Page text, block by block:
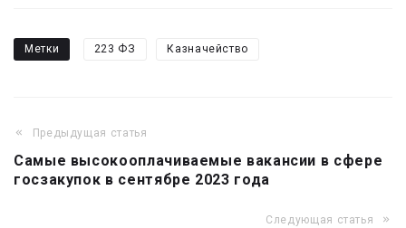
Метки 223 ФЗ Казначейство
Навигация
по
записям
Предыдущая статья
Самые высокооплачиваемые вакансии в сфере
госзакупок в сентябре 2023 года
Следующая статья